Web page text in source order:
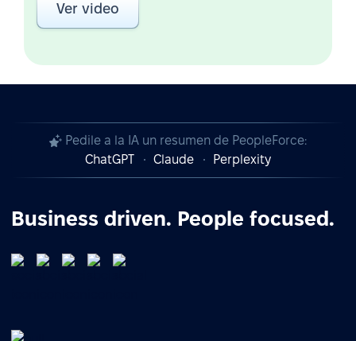
Ver video
Pedile a la IA un resumen de PeopleForce:
ChatGPT
Claude Perplexity
Business driven. People focused.